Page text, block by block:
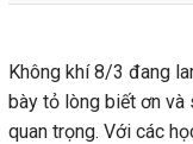
Không khí 8/3 đang
bày tỏ lòng biết ơn
quan trọng. Với các